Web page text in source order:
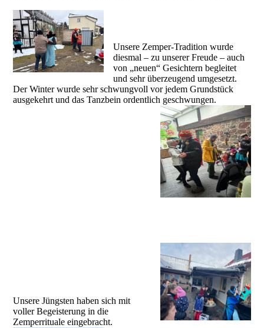
Unsere Zemper-Tradition wurde
diesmal – zu unserer Freude – auch
von „neuen“ Gesichtern begleitet
und sehr überzeugend umgesetzt.
Der Winter wurde sehr schwungvoll vor jedem Grundstück
ausgekehrt und das Tanzbein ordentlich geschwungen.
Unsere Jüngsten haben sich mit
voller Begeisterung in die
Zemperrituale eingebracht.